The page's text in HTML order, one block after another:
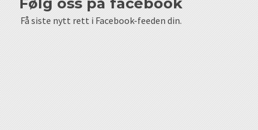
følg oss på facebook
Få siste nytt rett i Facebook-feeden din.